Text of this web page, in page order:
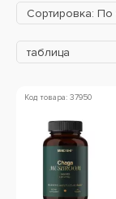
Сортировка:
таблица
Код товара: 37950